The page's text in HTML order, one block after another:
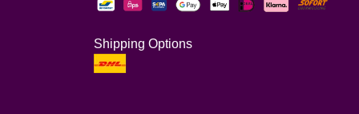
Shipping Options